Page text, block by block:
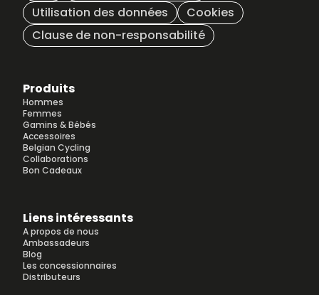
Utilisation des données
Cookies
Clause de non-responsabilité
Produits
Hommes
Femmes
Gamins & Bébés
Accessoires
Belgian Cycling
Collaborations
Bon Cadeaux
Liens intéressants
A propos de nous
Ambassadeurs
Blog
Les concessionnaires
Distributeurs